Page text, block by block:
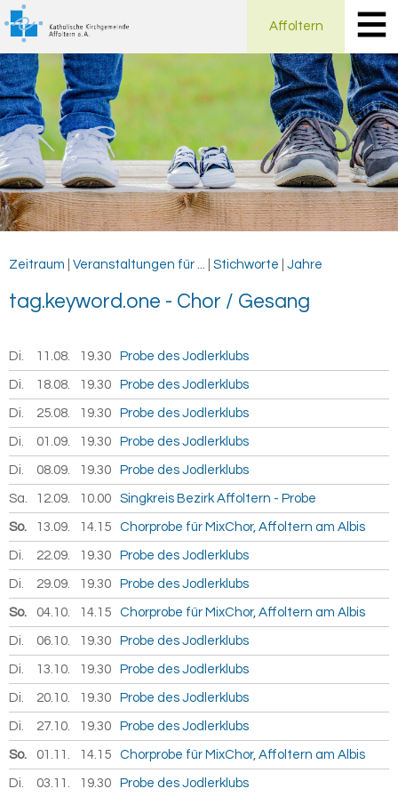
Affoltern
Zeitraum Veranstaltungen für ... Stichworte Jahre
tag.key­word.one - Chor / Ge­sang
Di. 11.08. 2026
19.30 Probe des Jodlerklubs
Di. 18.08. 2026
19.30 Probe des Jodlerklubs
Di. 25.08. 2026
19.30 Probe des Jodlerklubs
Di. 01.09. 2026
19.30 Probe des Jodlerklubs
Di. 08.09. 2026
19.30 Probe des Jodlerklubs
Sa. 12.09. 2026
10.00 Singkreis Bezirk Affoltern - Probe
So. 13.09. 2026
14.15 Chorprobe für MixChor, Affoltern am Albis
Di. 22.09. 2026
19.30 Probe des Jodlerklubs
Di. 29.09. 2026
19.30 Probe des Jodlerklubs
So. 04.10. 2026
14.15 Chorprobe für MixChor, Affoltern am Albis
Di. 06.10. 2026
19.30 Probe des Jodlerklubs
Di. 13.10. 2026
19.30 Probe des Jodlerklubs
Di. 20.10. 2026
19.30 Probe des Jodlerklubs
Di. 27.10. 2026
19.30 Probe des Jodlerklubs
So. 01.11. 2026
14.15 Chorprobe für MixChor, Affoltern am Albis
Di. 03.11. 2026
19.30 Probe des Jodlerklubs